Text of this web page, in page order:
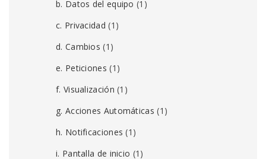
b. Datos del equipo (1)
c. Privacidad (1)
d. Cambios (1)
e. Peticiones (1)
f. Visualización (1)
g. Acciones Automáticas (1)
h. Notificaciones (1)
i. Pantalla de inicio (1)